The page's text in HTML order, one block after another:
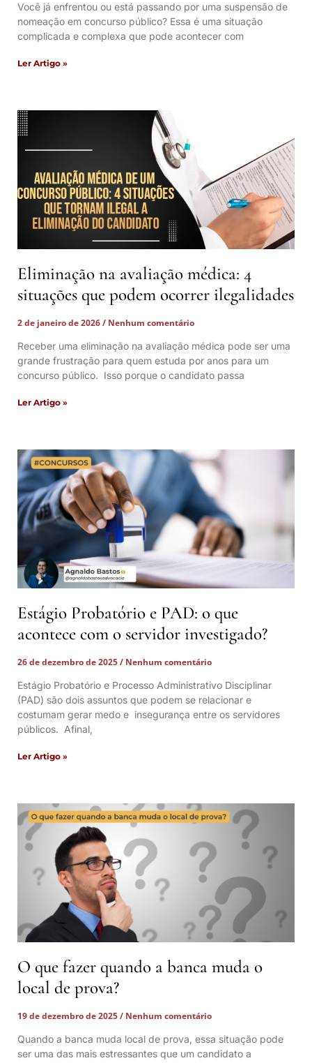
Você já enfrentou ou está passando por uma suspensão de
nomeação em concurso público? Essa é uma situação
complicada e complexa que pode acontecer com
Ler Artigo »
Eliminação na avaliação médica: 4
situações que podem ocorrer ilegalidades
2 de janeiro de 2026
Nenhum comentário
Receber uma eliminação na avaliação médica pode ser uma
grande frustração para quem estuda por anos para um
concurso público. Isso porque o candidato passa
Ler Artigo »
Estágio Probatório e PAD: o que
acontece com o servidor investigado?
26 de dezembro de 2025
Nenhum comentário
Estágio Probatório e Processo Administrativo Disciplinar
(PAD) são dois assuntos que podem se relacionar e
costumam gerar medo e insegurança entre os servidores
públicos. Afinal,
Ler Artigo »
O que fazer quando a banca muda o
local de prova?
19 de dezembro de 2025
Nenhum comentário
Quando a banca muda local de prova, essa situação pode
ser uma das mais estressantes que um candidato a